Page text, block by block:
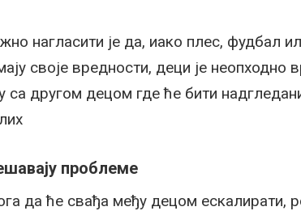
нагласити је да, иако плес, фудбал
своје вредности, деци је неопходно
са другом децом где ће бити
проблеме
да ће свађа међу децом ескалирати,